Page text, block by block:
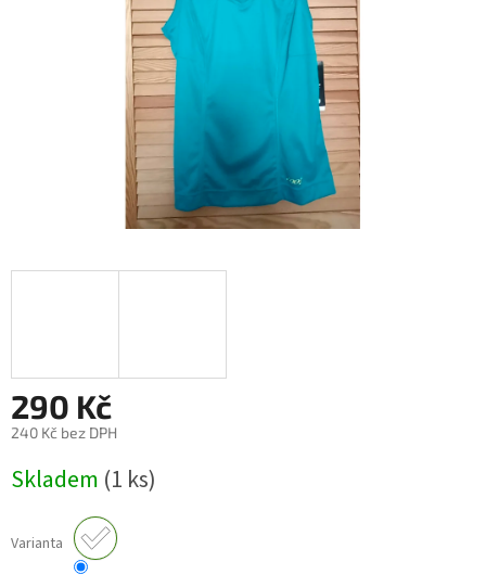
290 Kč
240 Kč bez DPH
cena:
Skladem (1 ks)
Varianta